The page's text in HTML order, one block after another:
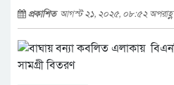
প্রকাশিত আগস্ট ২১, ২০২৫, ০৮:৫২ অপরাহ্ণ